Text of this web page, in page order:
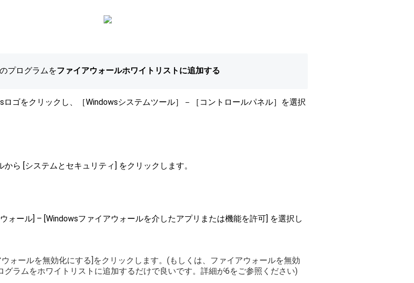
プログラムをファイアウォールホワイトリストに追加する
ロゴをクリックし、［Windowsシステムツール］－［コントロールパネル］を選択
ら [システムとセキュリティ] をクリックします。
ォール] – [Windowsファイアウォールを介したアプリまたは機能を許可] を選択し
ウォールを無効化にする]をクリックします。(もしくは、ファイアウォールを無効
グラムをホワイトリストに追加するだけで良いです。詳細が6をご参照ください)